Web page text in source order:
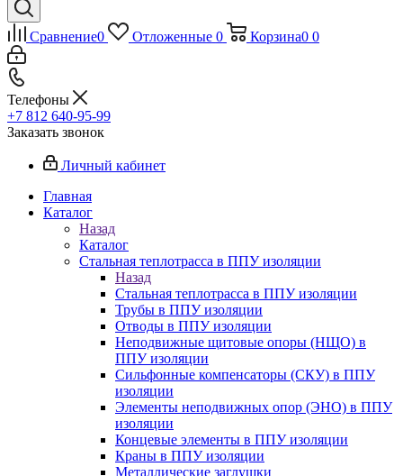
Сравнение0 Отложенные 0 Корзина0 0
Телефоны
+7 812 640-95-99
Заказать звонок
Личный кабинет
Главная
Каталог
Назад
Каталог
Стальная теплотрасса в ППУ изоляции
Назад
Стальная теплотрасса в ППУ изоляции
Трубы в ППУ изоляции
Отводы в ППУ изоляции
Неподвижные щитовые опоры (НЩО) в
ППУ изоляции
Cильфонные компенсаторы (СКУ) в ППУ
изоляции
Элементы неподвижных опор (ЭНО) в ППУ
изоляции
Концевые элементы в ППУ изоляции
Краны в ППУ изоляции
Металлические заглушки